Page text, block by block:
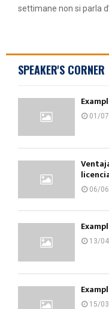
settimane non si parla
SPEAKER'S CORNER
01/
06/
13/
15/